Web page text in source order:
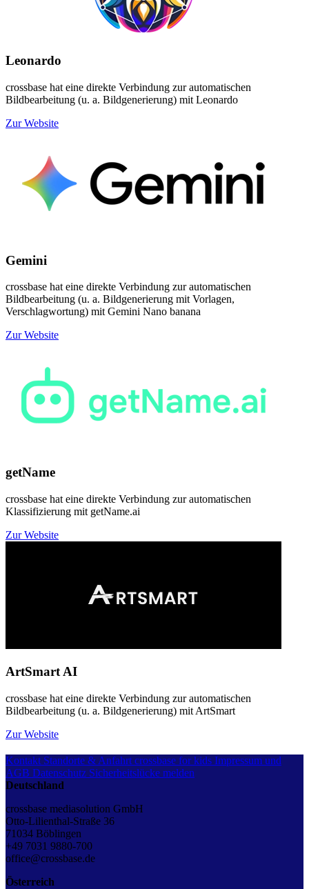
Leonardo
crossbase hat eine direkte Verbindung zur automatischen
Bildbearbeitung (u. a. Bildgenerierung) mit Leonardo
Zur Website
Gemini
crossbase hat eine direkte Verbindung zur automatischen
Bildbearbeitung (u. a. Bildgenerierung mit Vorlagen,
Verschlagwortung) mit Gemini Nano banana
Zur Website
getName
crossbase hat eine direkte Verbindung zur automatischen
Klassifizierung mit getName.ai
Zur Website
ArtSmart AI
crossbase hat eine direkte Verbindung zur automatischen
Bildbearbeitung (u. a. Bildgenerierung) mit ArtSmart
Zur Website
Kontakt Standorte & Anfahrt crossbase for kids Impressum und
AGB Datenschutz Sicherheitslücke melden
Deutschland
crossbase mediasolution GmbH
Otto-Lilienthal-Straße 36
71034 Böblingen
+49 7031 9880-700
office@crossbase.de
Österreich